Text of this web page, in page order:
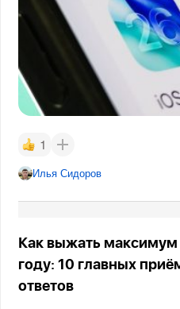
1
Илья Сидоров
Как выжать максимум
году: 10 главных
ответов